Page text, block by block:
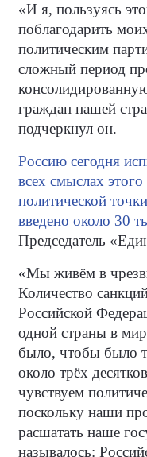
«И я, пользуясь
поблагодарить
политическим
сложный период
граждан нашей
подчеркнул он.
Россию сегодня
всех смыслах
политической
введено около 30
Председатель
«Мы живём в
Количество
Российской
одной страны в
было, чтобы было
около трёх
чувствуем
поскольку наши
расшатать наше
называлось: